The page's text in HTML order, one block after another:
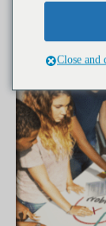
Close and